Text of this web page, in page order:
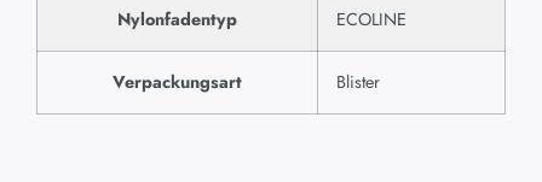
Nylonfadentyp ECOLINE
Verpackungsart Blister